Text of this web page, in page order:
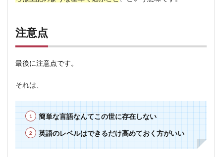
注意点
最後に注意点です。
それは、
簡単な言語なんてこの世に存在しない
英語のレベルはできるだけ高めておく方がいい